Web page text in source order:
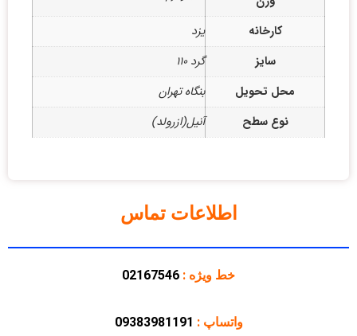
کارخانه
یزد
سایز
گرد 110
محل تحویل
بنگاه تهران
نوع سطح
آنیل(ازرولد)
اطلاعات تماس
خط ویژه : 02167546
واتساپ : 09383981191